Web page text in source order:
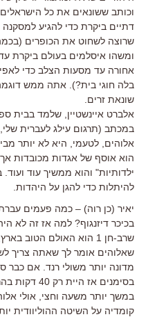
וכותב ששונאים את כל
דתיים ביקרת כדי להגיע
שרוצה לשחוט את הכופרים
ומשהו איסלמים בעולם ביקרת
אחורה עד מסעות הצלב כדי
בלה חוגי בית?). אתה ממש
שונאת זרים.
אלברט איינשטיין, שלמד בבית
במכתב (תרגום עילג לעברית
אלוהים, לטעמי, היא לא יותר
הוא אוסף של אגדות מכובדות אך
ילדותיות" והוא ממשיך עוד
להיתלות כדי להגן על היהדות.
יאיר (כן רוה) – כמה פעמים
בכיכר דיזנגוף? למה אז זה לא
שרב-חן 1 הוא האולם
שאלוהים אומר לך שאתה צריך
מדונה יותר משולי רנד. אם כבר
בסימנים אז
במשך יותר משעה וחצי, אולי
קומדיה על השיטה ההוליוודית